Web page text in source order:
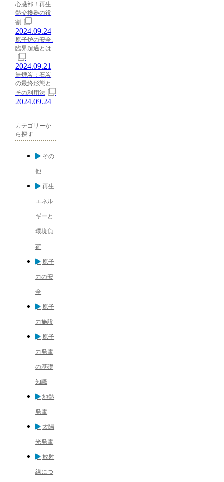
心臓部！再生
熱交換器の役
割
2024.09.24
原子炉の安全:
臨界超過とは
2024.09.21
無煙炭：石炭
の最終形態と
その利用法
2024.09.24
カテゴリーか
ら探す
その
他
再生
エネル
ギーと
環境負
荷
原子
力の安
全
原子
力施設
原子
力発電
の基礎
知識
地熱
発電
太陽
光発電
放射
線につ